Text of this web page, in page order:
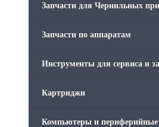
Запчасти для Чернильных
Запчасти по аппаратам
Инструменты для сервиса и
Картриджи
Компьютеры и периферийные